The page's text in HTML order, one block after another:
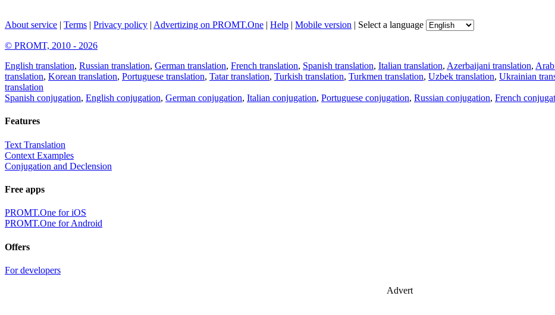
About service | Terms | Privacy policy | Advertizing on PROMT.One | Help | Mobile version | Select a language
© PROMT, 2010 - 2026
English translation, Russian translation, German translation, French translation, Spanish translation, Italian translation, Azerbaijani translation,
translation, Korean translation, Portuguese translation, Tatar translation, Turkish translation, Turkmen translation, Uzbek translation, Ukrainian
translation
Spanish conjugation, English conjugation, German conjugation, Italian conjugation, Portuguese conjugation, Russian conjugation, French
Features
Text Translation
Context Examples
Conjugation and Declension
Free apps
PROMT.One for iOS
PROMT.One for Android
Offers
For developers
Advert